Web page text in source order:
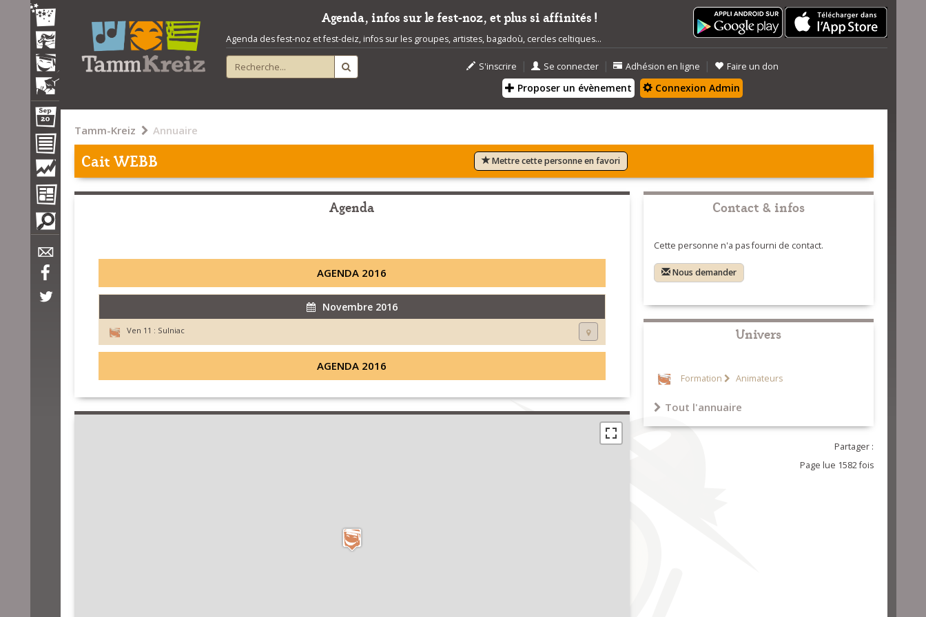
Agenda, infos sur le fest-noz, et plus si affinités !
Agenda des fest-noz et fest-deiz, infos sur les groupes, artistes, bagadoù, cercles celtiques...
S'inscrire | Se connecter | Adhésion en ligne | Faire un don
Proposer un évènement Connexion Admin
Tamm-Kreiz Annuaire
Cait WEBB Mettre cette personne en favori
Agenda
AGENDA 2016
Novembre 2016
Ven 11 : Sulniac
AGENDA 2016
Contact & infos
Cette personne n'a pas fourni de contact.
Nous demander
Univers
Formation Animateurs
Tout l'annuaire
Partager :
Page lue 1582 fois